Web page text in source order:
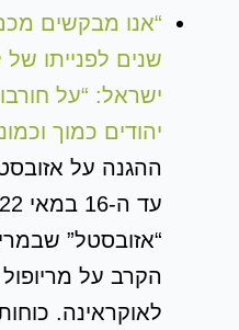
שנים לפנייתו
ישראל: “על
יהודים כמוך
“אזובסטל”
הקרב על
לאוקראינה.